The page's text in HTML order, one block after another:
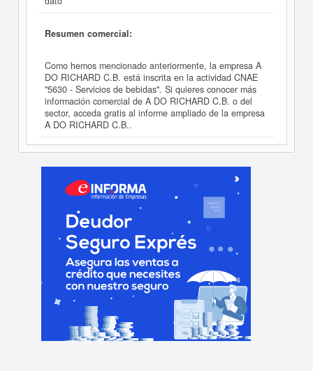
Resumen comercial:
Como hemos mencionado anteriormente, la empresa A
DO RICHARD C.B. está inscrita en la actividad CNAE
"5630 - Servicios de bebidas". Si quieres conocer más
información comercial de A DO RICHARD C.B. o del
sector, acceda gratis al informe ampliado de la empresa
A DO RICHARD C.B..